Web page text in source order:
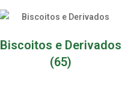
Biscoitos e Derivados
(65)